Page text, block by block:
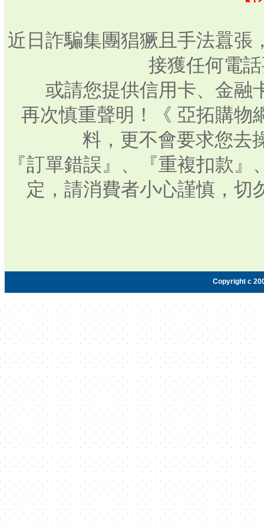
近日詐騙集團猖獗且手法囂張
接獲任何電
或請您提供信用卡、金融
再次慎重聲明！《 亞拓購物
料，更不會要求您去
『訂單錯誤』、『重複扣款
定，請消費者小心謹慎，切
Copyright c